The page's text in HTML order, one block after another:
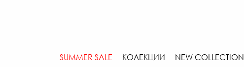
SUMMER SALE КОЛЕКЦИИ NEW COLLECTION